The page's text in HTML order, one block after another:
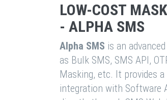
LOW-COST
- ALPHA SMS
Alpha SMS is an
as Bulk SMS, SMS API,
Masking, etc. It provides
integration with Software